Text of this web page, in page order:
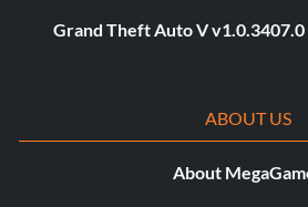
Grand Theft Auto V
ABOUT US
About